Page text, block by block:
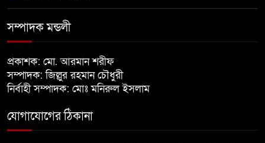
সম্পাদক মন্ডলী
প্রকাশক: মো. আরমান শরীফ
সম্পাদক: জিল্লুর রহমান চৌধুরী
নির্বাহী সম্পাদক: মোঃ মনিরুল ইসলাম
যোগাযোগের ঠিকানা